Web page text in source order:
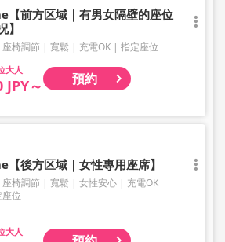
【前方区域｜有男女隔壁的座位
】
座椅調節 寬鬆 充電OK 指定座位
大人
JPY～ 預約
【後方区域｜女性專用座席】
座椅調節 寬鬆 女性安心
充電OK
位
大人